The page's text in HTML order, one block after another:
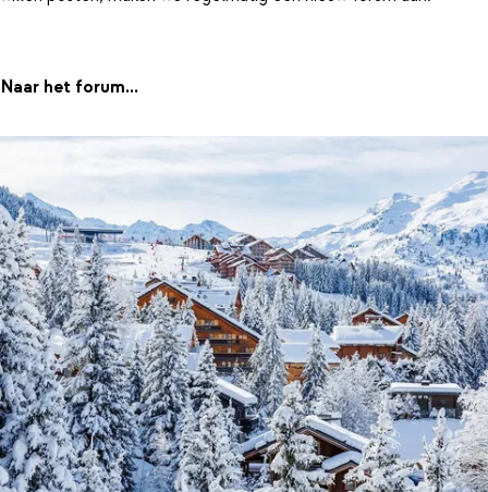
Naar het forum...